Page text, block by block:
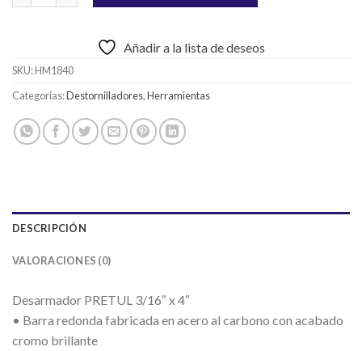
Añadir a la lista de deseos
SKU:HM1840
Categorías:Destornilladores,Herramientas
DESCRIPCIÓN
VALORACIONES (0)
Desarmador PRETUL 3/16″ x 4″
• Barra redonda fabricada en acero al carbono con acabado
cromo brillante